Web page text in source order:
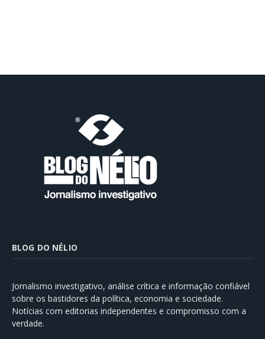
BLOG DO NÉLIO
Jornalismo investigativo, análise crítica e informação confiável
sobre os bastidores da política, economia e sociedade.
Notícias com editorias independentes e compromisso com a
verdade.